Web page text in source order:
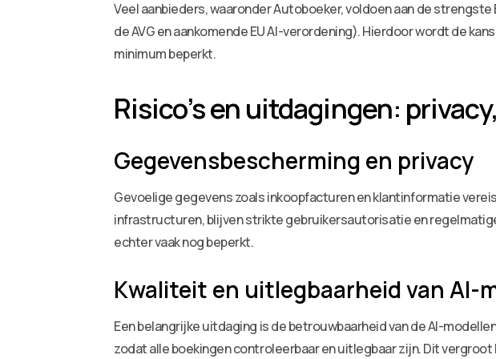
Veel aanbieders, waaronder Autoboeker, voldoen aan de
de AVG en aankomende EU AI-verordening). Hierdoor wordt de
minimum beperkt.
Risico’s en uitdagingen:
Gegevensbescherming en privacy
Gevoelige gegevens zoals inkoopfacturen en klantinformatie
infrastructuren, blijven strikte gebruikersautorisatie en
echter vaak nog beperkt.
Kwaliteit en uitlegbaarheid van AI-
Een belangrijke uitdaging is de betrouwbaarheid van de AI-
zodat alle boekingen controleerbaar en uitlegbaar zijn. Dit